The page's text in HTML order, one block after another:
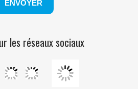
les réseaux sociaux